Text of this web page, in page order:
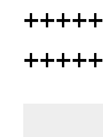
+++++
+++++